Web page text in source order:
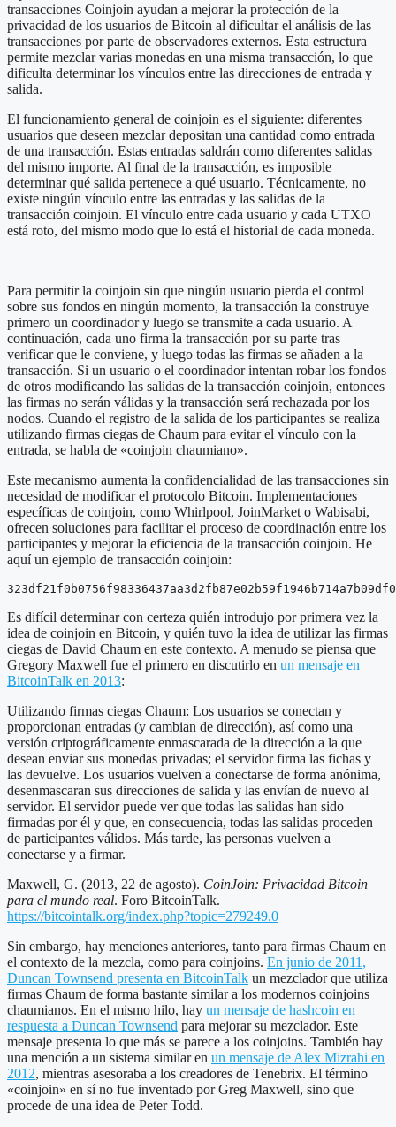
transacciones Coinjoin ayudan a mejorar la protección de la
privacidad de los usuarios de Bitcoin al dificultar el análisis de las
transacciones por parte de observadores externos. Esta estructura
permite mezclar varias monedas en una misma transacción, lo que
dificulta determinar los vínculos entre las direcciones de entrada y
salida.
El funcionamiento general de coinjoin es el siguiente: diferentes
usuarios que deseen mezclar depositan una cantidad como entrada
de una transacción. Estas entradas saldrán como diferentes salidas
del mismo importe. Al final de la transacción, es imposible
determinar qué salida pertenece a qué usuario. Técnicamente, no
existe ningún vínculo entre las entradas y las salidas de la
transacción coinjoin. El vínculo entre cada usuario y cada UTXO
está roto, del mismo modo que lo está el historial de cada moneda.
Para permitir la coinjoin sin que ningún usuario pierda el control
sobre sus fondos en ningún momento, la transacción la construye
primero un coordinador y luego se transmite a cada usuario. A
continuación, cada uno firma la transacción por su parte tras
verificar que le conviene, y luego todas las firmas se añaden a la
transacción. Si un usuario o el coordinador intentan robar los fondos
de otros modificando las salidas de la transacción coinjoin, entonces
las firmas no serán válidas y la transacción será rechazada por los
nodos. Cuando el registro de la salida de los participantes se realiza
utilizando firmas ciegas de Chaum para evitar el vínculo con la
entrada, se habla de «coinjoin chaumiano».
Este mecanismo aumenta la confidencialidad de las transacciones sin
necesidad de modificar el protocolo Bitcoin. Implementaciones
específicas de coinjoin, como Whirlpool, JoinMarket o Wabisabi,
ofrecen soluciones para facilitar el proceso de coordinación entre los
participantes y mejorar la eficiencia de la transacción coinjoin. He
aquí un ejemplo de transacción coinjoin:
Es difícil determinar con certeza quién introdujo por primera vez la
idea de coinjoin en Bitcoin, y quién tuvo la idea de utilizar las firmas
ciegas de David Chaum en este contexto. A menudo se piensa que
Gregory Maxwell fue el primero en discutirlo en un mensaje en
BitcoinTalk en 2013:
Utilizando firmas ciegas Chaum: Los usuarios se conectan y
proporcionan entradas (y cambian de dirección), así como una
versión criptográficamente enmascarada de la dirección a la que
desean enviar sus monedas privadas; el servidor firma las fichas y
las devuelve. Los usuarios vuelven a conectarse de forma anónima,
desenmascaran sus direcciones de salida y las envían de nuevo al
servidor. El servidor puede ver que todas las salidas han sido
firmadas por él y que, en consecuencia, todas las salidas proceden
de participantes válidos. Más tarde, las personas vuelven a
conectarse y a firmar.
Maxwell, G. (2013, 22 de agosto). CoinJoin: Privacidad Bitcoin
para el mundo real. Foro BitcoinTalk.
https://bitcointalk.org/index.php?topic=279249.0
Sin embargo, hay menciones anteriores, tanto para firmas Chaum en
el contexto de la mezcla, como para coinjoins. En junio de 2011,
Duncan Townsend presenta en BitcoinTalk un mezclador que utiliza
firmas Chaum de forma bastante similar a los modernos coinjoins
chaumianos. En el mismo hilo, hay un mensaje de hashcoin en
respuesta a Duncan Townsend para mejorar su mezclador. Este
mensaje presenta lo que más se parece a los coinjoins. También hay
una mención a un sistema similar en un mensaje de Alex Mizrahi en
2012, mientras asesoraba a los creadores de Tenebrix. El término
«coinjoin» en sí no fue inventado por Greg Maxwell, sino que
procede de una idea de Peter Todd.